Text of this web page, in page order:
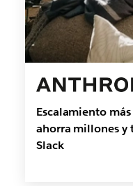
Escalamiento
ahorra millones y
Slack